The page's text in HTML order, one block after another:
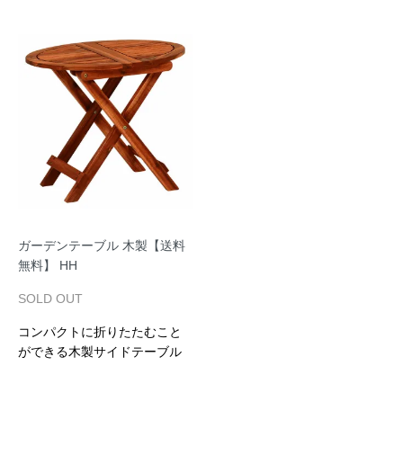
ガーデンテーブル 木製【送料
無料】 HH
SOLD OUT
コンパクトに折りたたむこと
ができる木製サイドテーブル